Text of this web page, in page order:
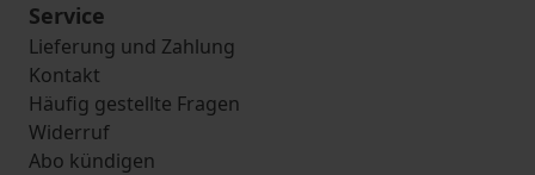
Service
Lieferung und Zahlung
Kontakt
Häufig gestellte Fragen
Widerruf
Abo kündigen